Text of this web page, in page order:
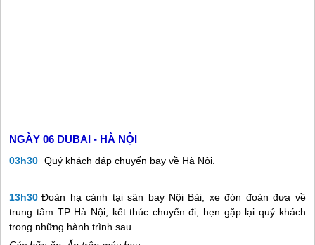
NGÀY 06 DUBAI - HÀ NỘI
03h30 Quý khách đáp chuyến bay về Hà Nội.
13h30 Đoàn hạ cánh tại sân bay Nội Bài, xe đón đoàn đưa về
trung tâm TP Hà Nội, kết thúc chuyến đi, hẹn gặp lại quý khách
trong những hành trình sau.